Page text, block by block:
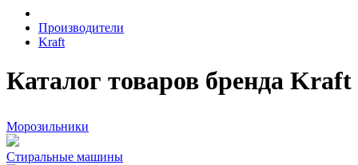
Производители
Kraft
Каталог товаров бренда Kraft
Морозильники
Стиральные машины